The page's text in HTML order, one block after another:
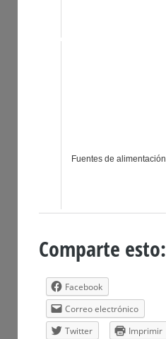
Fuentes de alimentación
Comparte esto:
Facebook
Correo electrónico
Twitter
Imprimir